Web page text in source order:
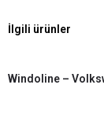
İlgili ürünler
Windoline –